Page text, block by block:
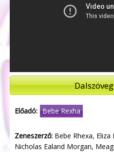
Előadó: Bebe Rexha
Zeneszerző: Bebe Rhexa, Eliza
Nicholas Ealand Morgan,